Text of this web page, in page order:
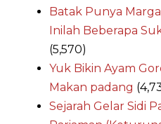
Batak Punya
Inilah Beberapa
(5,570)
Yuk Bikin Ayam
Makan padang
Sejarah Gelar Sidi